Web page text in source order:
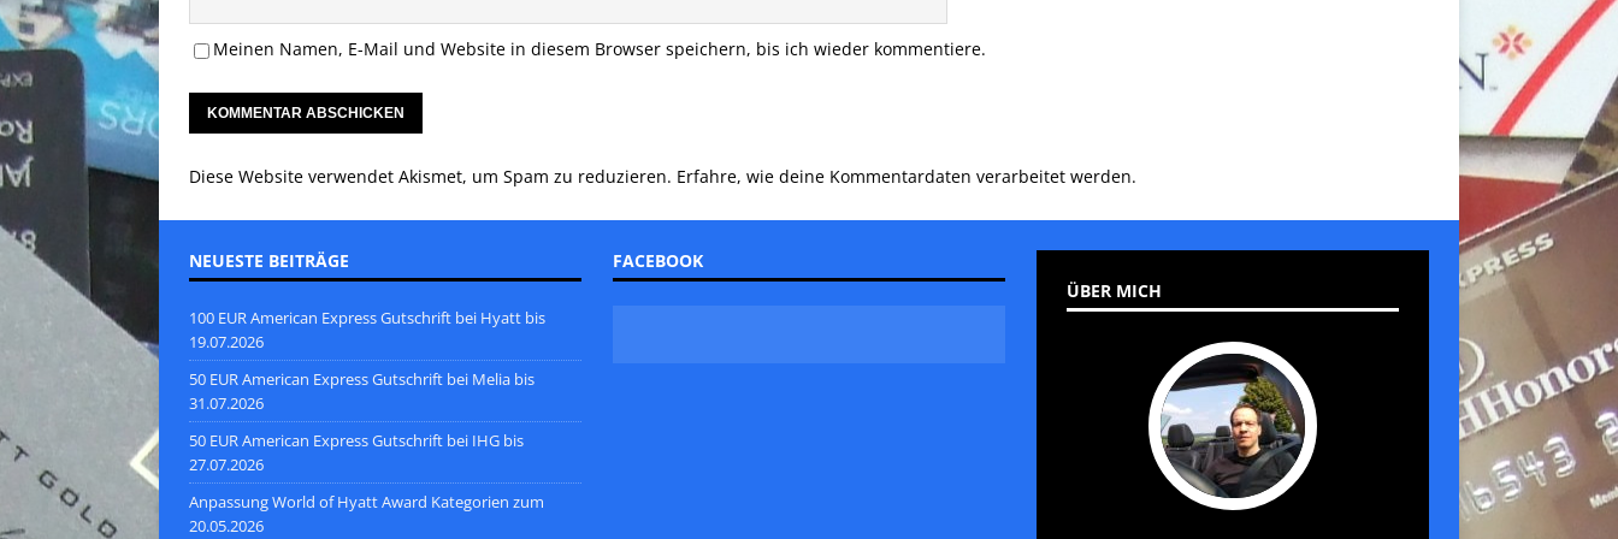
Meinen Namen, E-Mail und Website in diesem Browser speichern, bis ich wieder kommentiere.
Diese Website verwendet Akismet, um Spam zu reduzieren. Erfahre, wie deine Kommentardaten verarbeitet werden.
NEUESTE BEITRÄGE
100 EUR American Express Gutschrift bei Hyatt bis
19.07.2026
50 EUR American Express Gutschrift bei Melia bis
31.07.2026
50 EUR American Express Gutschrift bei IHG bis
27.07.2026
Anpassung World of Hyatt Award Kategorien zum
20.05.2026
FACEBOOK
ÜBER MICH